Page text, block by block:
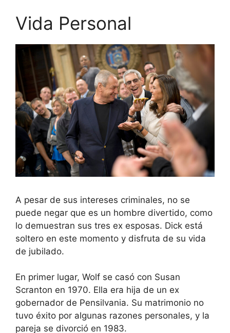
Vida Personal
A pesar de sus intereses criminales, no se
puede negar que es un hombre divertido, como
lo demuestran sus tres ex esposas. Dick está
soltero en este momento y disfruta de su vida
de jubilado.
En primer lugar, Wolf se casó con Susan
Scranton en 1970. Ella era hija de un ex
gobernador de Pensilvania. Su matrimonio no
tuvo éxito por algunas razones personales, y la
pareja se divorció en 1983.